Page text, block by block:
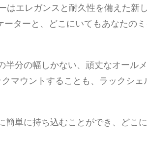
エレガンスと耐久性を備えた新
ターと、どこにいてもあなたの
半分の幅しかない、頑丈なオール
マウントすることも、ラックシ
単に持ち込むことができ、どこ